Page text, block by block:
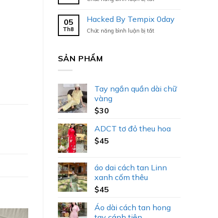
Tempix
0day
05
Th8
Hacked By Tempix 0day
Chức năng bình luận bị tắtở
SẢN PHẨM
Tay ngắn quần dài chữ
vàng
$30
ADCT tơ đỏ theu hoa
$45
áo dai cách tan Linn
xanh cốm thêu
$45
Áo dài cách tan hong